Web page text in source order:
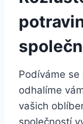
Podíváme
odhalíme
vašich